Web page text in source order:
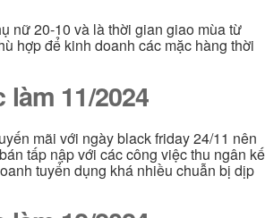
nữ 20-10 và là thời gian giao mùa từ
hợp để kinh doanh các mặc hàng thời
11/2024
mãi với ngày black friday 24/11 nên
tấp nập với các công việc thu ngân kế
tuyển dụng khá nhiều chuẫn bị dịp